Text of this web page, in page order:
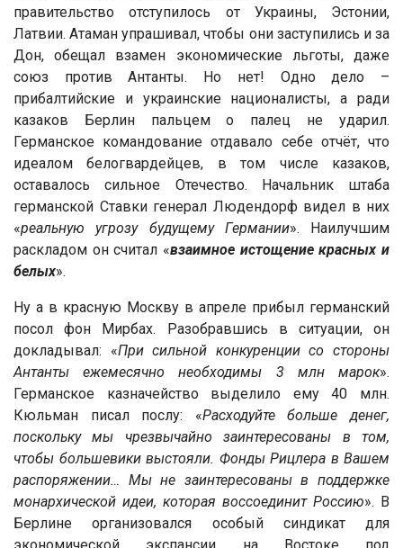
правительство отступилось от Украины, Эстонии,
Латвии. Атаман упрашивал, чтобы они заступились и за
Дон, обещал взамен экономические льготы, даже
союз против Антанты. Но нет! Одно дело –
прибалтийские и украинские националисты, а ради
казаков Берлин пальцем о палец не ударил.
Германское командование отдавало себе отчёт, что
идеалом белогвардейцев, в том числе казаков,
оставалось сильное Отечество. Начальник штаба
германской Ставки генерал Людендорф видел в них
«реальную угрозу будущему Германии». Наилучшим
раскладом он считал «взаимное истощение красных и
белых».
Ну а в красную Москву в апреле прибыл германский
посол фон Мирбах. Разобравшись в ситуации, он
докладывал: «При сильной конкуренции со стороны
Антанты ежемесячно необходимы 3 млн марок».
Германское казначейство выделило ему 40 млн.
Кюльман писал послу: «Расходуйте больше денег,
поскольку мы чрезвычайно заинтересованы в том,
чтобы большевики выстояли. Фонды Рицлера в Вашем
распоряжении… Мы не заинтересованы в поддержке
монархической идеи, которая воссоединит Россию». В
Берлине организовался особый синдикат для
экономической экспансии на Востоке под